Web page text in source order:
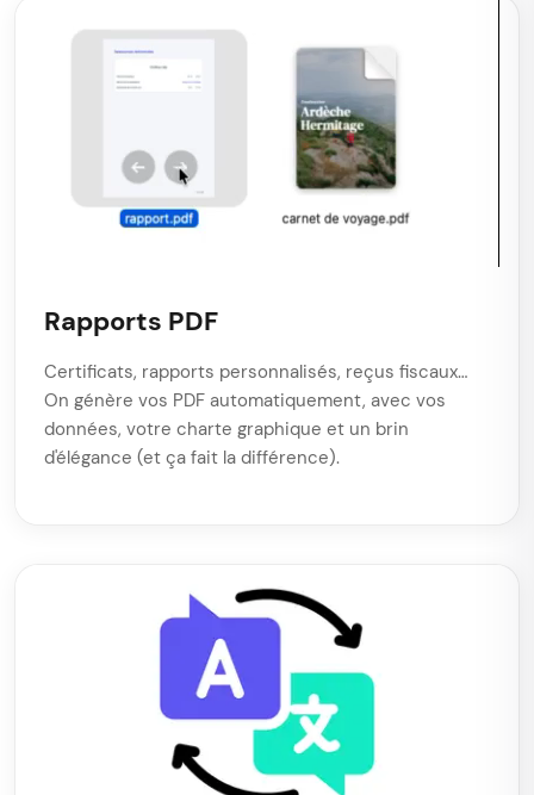
Rapports PDF
Certificats, rapports personnalisés, reçus fiscaux…
On génère vos PDF automatiquement, avec vos
données, votre charte graphique et un brin
d'élégance (et ça fait la différence).